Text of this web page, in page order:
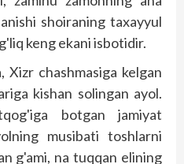
shoiraning taxayyul
keng ekani isbotidir.
Xizr chashmasiga kelgan
kishan solingan ayol.
botgan jamiyat
musibati toshlarni
g'ami, na tuqqan elining